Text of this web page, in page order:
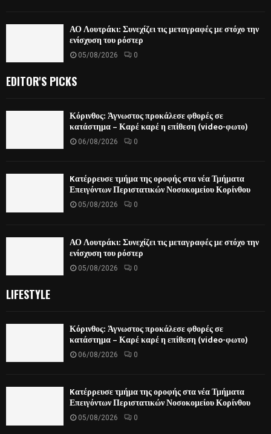
ΑΟ Λουτράκι: Συνεχίζει τις μεταγραφές με στόχο την
ενίσχυση του ρόστερ
05/08/2026 0
EDITOR'S PICKS
Κόρινθος: Άγνωστος προκάλεσε φθορές σε
κατάστημα – Καρέ καρέ η επίθεση (video-φωτο)
06/08/2026 0
Kατέρρευσε τμήμα της οροφής στα νέα Τμήματα
Επειγόντων Περιστατικών Νοσοκομείου Κορίνθου
05/08/2026 0
ΑΟ Λουτράκι: Συνεχίζει τις μεταγραφές με στόχο την
ενίσχυση του ρόστερ
05/08/2026 0
LIFESTYLE
Κόρινθος: Άγνωστος προκάλεσε φθορές σε
κατάστημα – Καρέ καρέ η επίθεση (video-φωτο)
06/08/2026 0
Kατέρρευσε τμήμα της οροφής στα νέα Τμήματα
Επειγόντων Περιστατικών Νοσοκομείου Κορίνθου
05/08/2026 0